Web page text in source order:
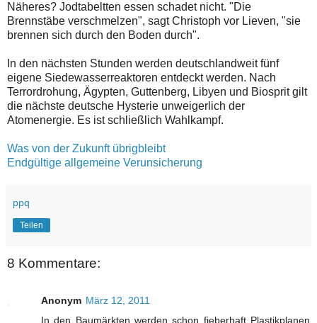
Näheres? Jodtabeltten essen schadet nicht. "Die
Brennstäbe verschmelzen", sagt Christoph vor Lieven, "sie
brennen sich durch den Boden durch".
In den nächsten Stunden werden deutschlandweit fünf
eigene Siedewasserreaktoren entdeckt werden. Nach
Terrordrohung, Ägypten, Guttenberg, Libyen und Biosprit gilt
die nächste deutsche Hysterie unweigerlich der
Atomenergie. Es ist schließlich Wahlkampf.
Was von der Zukunft übrigbleibt
Endgültige allgemeine Verunsicherung
ppq
Teilen
8 Kommentare:
Anonym März 12, 2011
In den Baumärkten werden schon fieberhaft Plastikplanen